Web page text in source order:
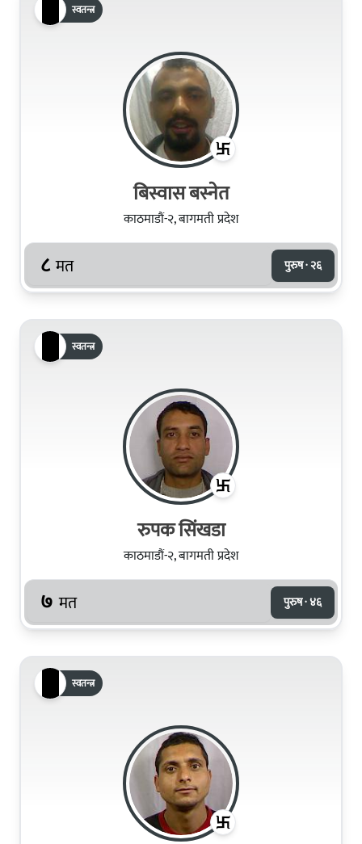
स्वतन्त्र
बिस्वास बस्नेत
काठमाडौं-२, बागमती प्रदेश
८ मत पुरुष · २६
स्वतन्त्र
रुपक सिंखडा
काठमाडौं-२, बागमती प्रदेश
७ मत पुरुष · ४६
स्वतन्त्र